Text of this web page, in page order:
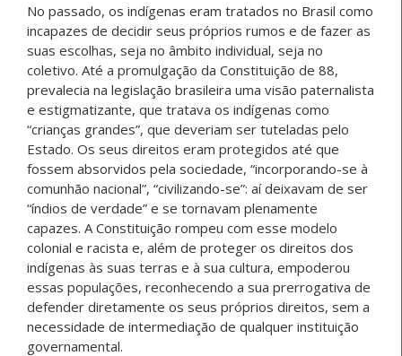
No passado, os indígenas eram tratados no Brasil como
incapazes de decidir seus próprios rumos e de fazer as
suas escolhas, seja no âmbito individual, seja no
coletivo. Até a promulgação da Constituição de 88,
prevalecia na legislação brasileira uma visão paternalista
e estigmatizante, que tratava os indígenas como
“crianças grandes”, que deveriam ser tuteladas pelo
Estado. Os seus direitos eram protegidos até que
fossem absorvidos pela sociedade, “incorporando-se à
comunhão nacional”, “civilizando-se”: aí deixavam de ser
“índios de verdade” e se tornavam plenamente
capazes. A Constituição rompeu com esse modelo
colonial e racista e, além de proteger os direitos dos
indígenas às suas terras e à sua cultura, empoderou
essas populações, reconhecendo a sua prerrogativa de
defender diretamente os seus próprios direitos, sem a
necessidade de intermediação de qualquer instituição
governamental.